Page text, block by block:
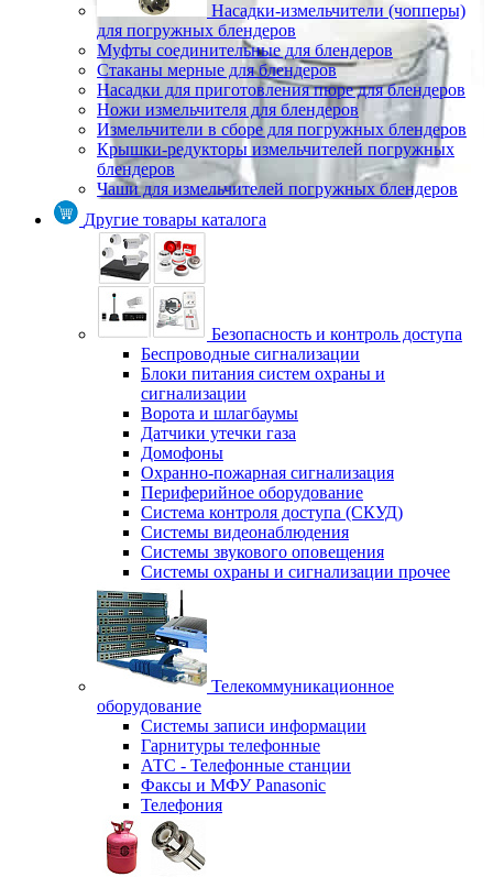
Насадки-измельчители (чопперы)
для погружных блендеров
Муфты соединительные для блендеров
Стаканы мерные для блендеров
Насадки для приготовления пюре для блендеров
Ножи измельчителя для блендеров
Измельчители в сборе для погружных блендеров
Крышки-редукторы измельчителей погружных
блендеров
Чаши для измельчителей погружных блендеров
Другие товары каталога
Безопасность и контроль доступа
Беспроводные сигнализации
Блоки питания систем охраны и
сигнализации
Ворота и шлагбаумы
Датчики утечки газа
Домофоны
Охранно-пожарная сигнализация
Периферийное оборудование
Система контроля доступа (СКУД)
Системы видеонаблюдения
Системы звукового оповещения
Системы охраны и сигнализации прочее
Телекоммуникационное
оборудование
Системы записи информации
Гарнитуры телефонные
АТС - Телефонные станции
Факсы и МФУ Panasonic
Телефония